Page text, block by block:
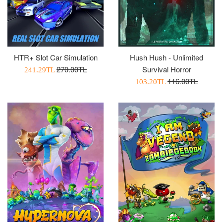
HTR+ Slot Car Simulation
İndirimli
241.29TLNormal
270.00TL
Hush Hush - Unlimited
Survival Horror
İndirimli
103.20TLNormal
116.00TL